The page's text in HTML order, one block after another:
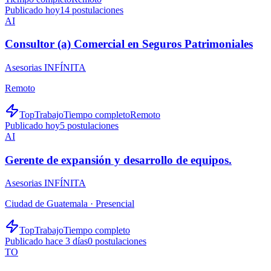
Publicado hoy14 postulaciones
AI
Consultor (a) Comercial en Seguros Patrimoniales
Asesorias INFÍNITA
Remoto
TopTrabajoTiempo completoRemoto
Publicado hoy5 postulaciones
AI
Gerente de expansión y desarrollo de equipos.
Asesorias INFÍNITA
Ciudad de Guatemala · Presencial
TopTrabajoTiempo completo
Publicado hace 3 días0 postulaciones
TO